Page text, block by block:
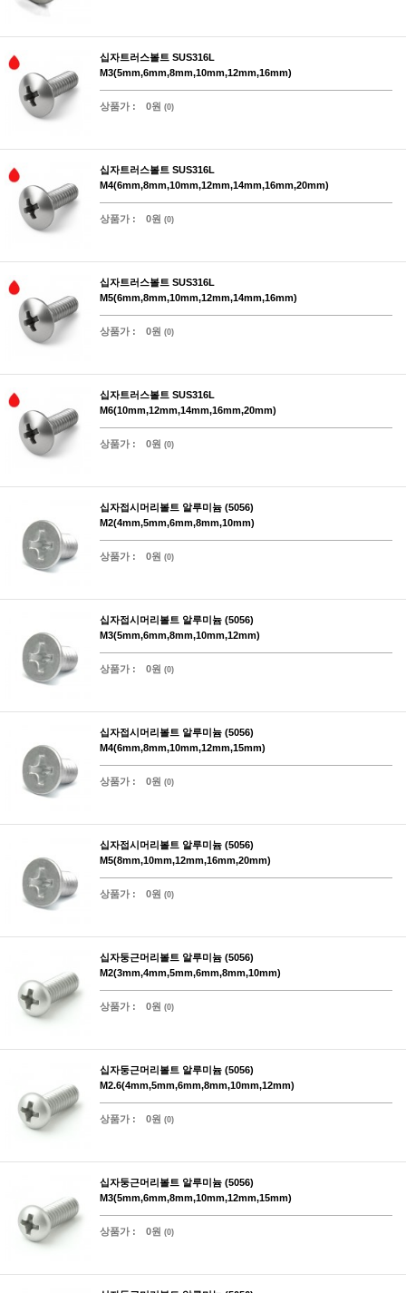
십자트러스볼트 SUS316L
M3(5mm,6mm,8mm,10mm,12mm,16mm)
상품가 : 0원 (0)
십자트러스볼트 SUS316L
M4(6mm,8mm,10mm,12mm,14mm,16mm,20mm)
상품가 : 0원 (0)
십자트러스볼트 SUS316L
M5(6mm,8mm,10mm,12mm,14mm,16mm)
상품가 : 0원 (0)
십자트러스볼트 SUS316L
M6(10mm,12mm,14mm,16mm,20mm)
상품가 : 0원 (0)
십자접시머리볼트 알루미늄 (5056)
M2(4mm,5mm,6mm,8mm,10mm)
상품가 : 0원 (0)
십자접시머리볼트 알루미늄 (5056)
M3(5mm,6mm,8mm,10mm,12mm)
상품가 : 0원 (0)
십자접시머리볼트 알루미늄 (5056)
M4(6mm,8mm,10mm,12mm,15mm)
상품가 : 0원 (0)
십자접시머리볼트 알루미늄 (5056)
M5(8mm,10mm,12mm,16mm,20mm)
상품가 : 0원 (0)
십자둥근머리볼트 알루미늄 (5056)
M2(3mm,4mm,5mm,6mm,8mm,10mm)
상품가 : 0원 (0)
십자둥근머리볼트 알루미늄 (5056)
M2.6(4mm,5mm,6mm,8mm,10mm,12mm)
상품가 : 0원 (0)
십자둥근머리볼트 알루미늄 (5056)
M3(5mm,6mm,8mm,10mm,12mm,15mm)
상품가 : 0원 (0)